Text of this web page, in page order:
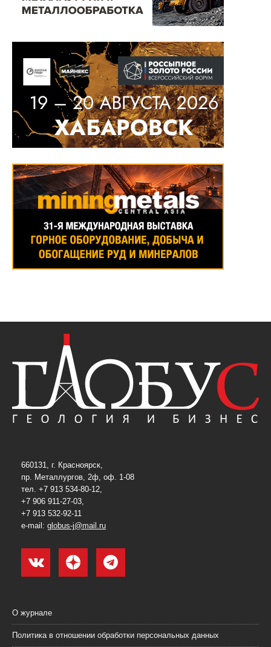
660131, г. Красноярск,
пр. Металлургов, 2ф, оф. 1-08
тел. +7 913 534-80-12,
+7 906 911-27-03,
+7 913 532-92-11
e-mail: globus-j@mail.ru
О журнале
Политика в отношении обработки персональных данных